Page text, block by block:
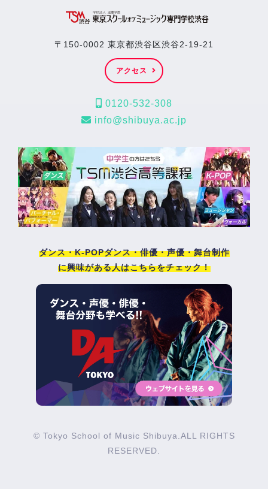
〒150-0002 東京都渋谷区渋谷2-19-21
アクセス
0120-532-308
info@shibuya.ac.jp
ダンス・K-POPダンス・俳優・声優・舞台制作
に興味がある人はこちらをチェック！
© Tokyo School of Music Shibuya.ALL RIGHTS
RESERVED.